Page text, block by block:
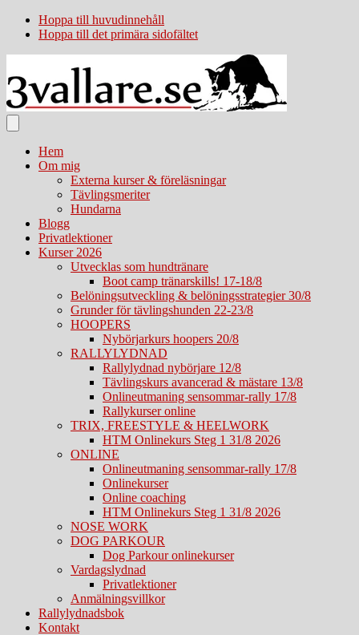
Hoppa till huvudinnehåll
Hoppa till det primära sidofältet
Hem
Om mig
Externa kurser & föreläsningar
Tävlingsmeriter
Hundarna
Blogg
Privatlektioner
Kurser 2026
Utvecklas som hundtränare
Boot camp tränarskills! 17-18/8
Belöningsutveckling & belöningsstrategier 30/8
Grunder för tävlingshunden 22-23/8
HOOPERS
Nybörjarkurs hoopers 20/8
RALLYLYDNAD
Rallylydnad nybörjare 12/8
Tävlingskurs avancerad & mästare 13/8
Onlineutmaning sensommar-rally 17/8
Rallykurser online
TRIX, FREESTYLE & HEELWORK
HTM Onlinekurs Steg 1 31/8 2026
ONLINE
Onlineutmaning sensommar-rally 17/8
Onlinekurser
Online coaching
HTM Onlinekurs Steg 1 31/8 2026
NOSE WORK
DOG PARKOUR
Dog Parkour onlinekurser
Vardagslydnad
Privatlektioner
Anmälningsvillkor
Rallylydnadsbok
Kontakt